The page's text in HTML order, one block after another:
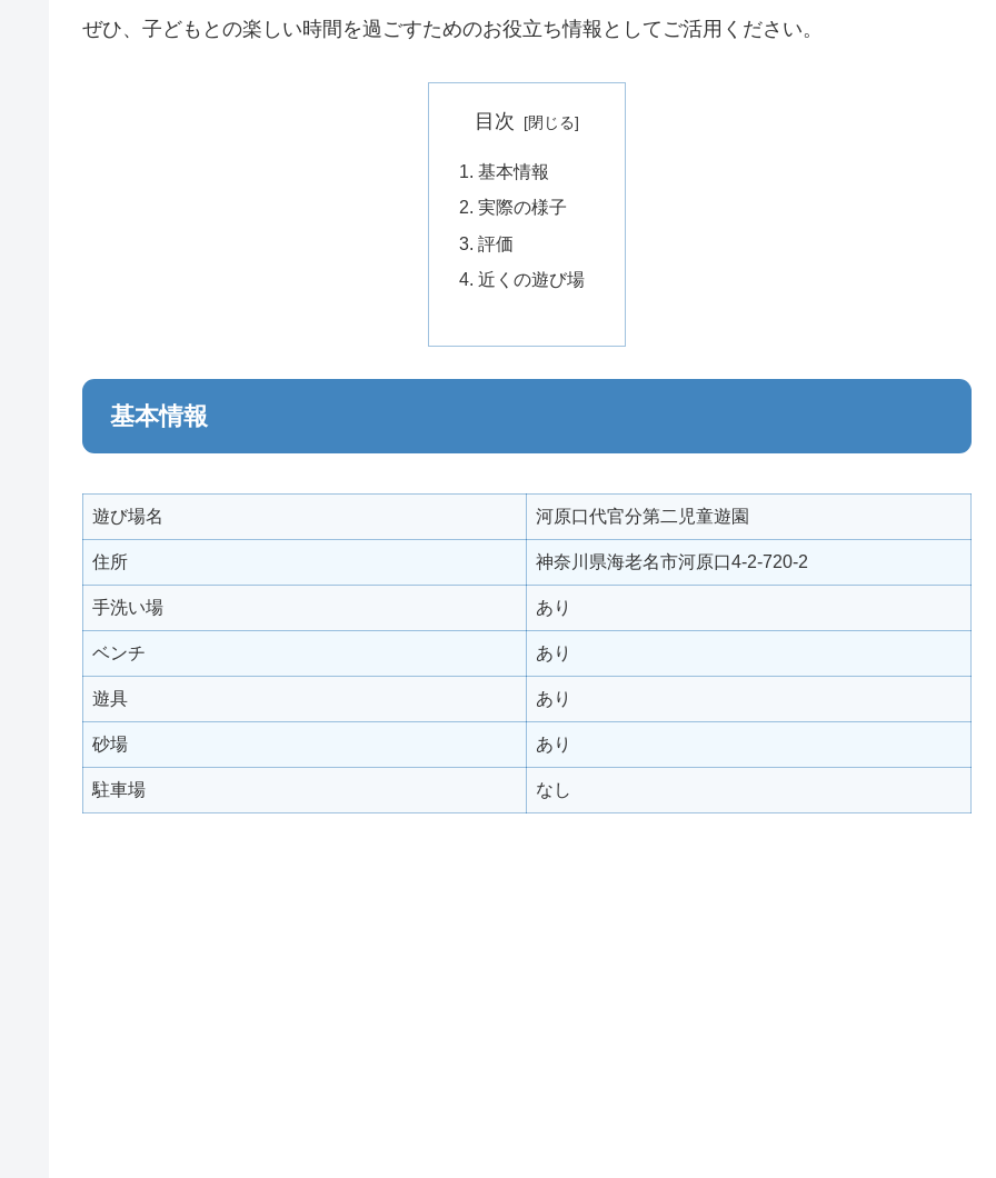
ぜひ、子どもとの楽しい時間を過ごすためのお役立ち情報としてご活用ください。
目次
基本情報
実際の様子
評価
近くの遊び場
基本情報
遊び場名 河原口代官分第二児童遊園
住所 神奈川県海老名市河原口4-2-720-2
手洗い場 あり
ベンチ あり
遊具 あり
砂場 あり
駐車場 なし